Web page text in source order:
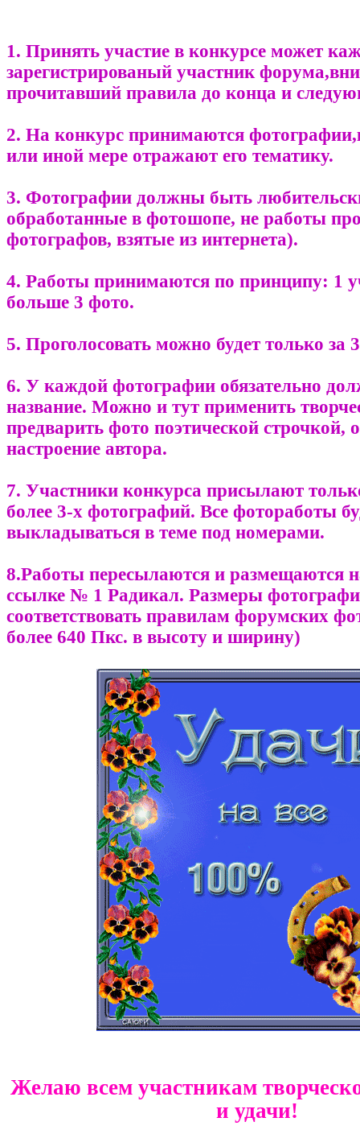
1. Принять участие в конкурсе может
зарегистрированый участник
прочитавший правила до конца и
2. На конкурс принимаются
или иной мере отражают его тематику.
3. Фотографии должны быть
обработанные в фотошопе, не работы
фотографов, взятые из интернета).
4. Работы принимаются по принципу: 1
больше 3 фото.
5. Проголосовать можно будет только за
6. У каждой фотографии обязательно
название. Можно и тут применить
предварить фото поэтической
настроение автора.
7. Участники конкурса присылают
более 3-х фотографий. Все фотоработы
выкладываться в теме под номерами.
8.Работы пересылаются и размещаются
ссылке № 1 Радикал. Размеры
соответствовать правилам форумских
более 640 Пкс. в высоту и ширину)
Желаю всем участникам
и удачи!